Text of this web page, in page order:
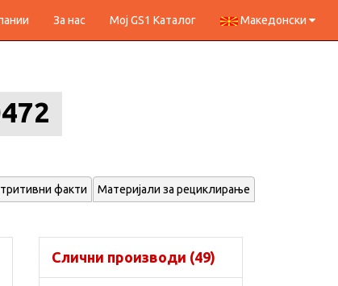
За нас Мој GS1 Каталог Македонски
факти Материјали за рециклирање
Слични производи (49)